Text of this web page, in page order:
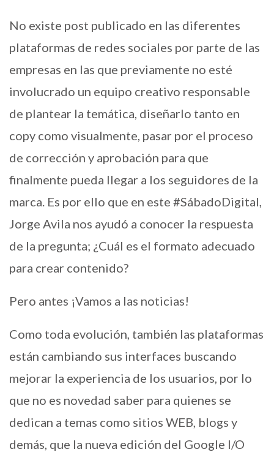
No existe post publicado en las diferentes
plataformas de redes sociales por parte de las
empresas en las que previamente no esté
involucrado un equipo creativo responsable
de plantear la temática, diseñarlo tanto en
copy como visualmente, pasar por el proceso
de corrección y aprobación para que
finalmente pueda llegar a los seguidores de la
marca. Es por ello que en este #SábadoDigital,
Jorge Avila nos ayudó a conocer la respuesta
de la pregunta; ¿Cuál es el formato adecuado
para crear contenido?
Pero antes ¡Vamos a las noticias!
Como toda evolución, también las plataformas
están cambiando sus interfaces buscando
mejorar la experiencia de los usuarios, por lo
que no es novedad saber para quienes se
dedican a temas como sitios WEB, blogs y
demás, que la nueva edición del Google I/O